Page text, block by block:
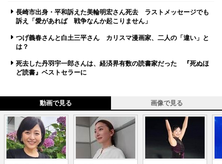
長崎市出身・平和訴えた美輪明宏さん死去 ラストメッセージでも
訴え「愛があれば 戦争なんか起こりません」
つげ義春さんと白土三平さん カリスマ漫画家、二人の「違い」と
は？
死去した丹羽宇一郎さんは、経済界有数の読書家だった 『死ぬほ
ど読書』ベストセラーに
動画で見る 画像で見る